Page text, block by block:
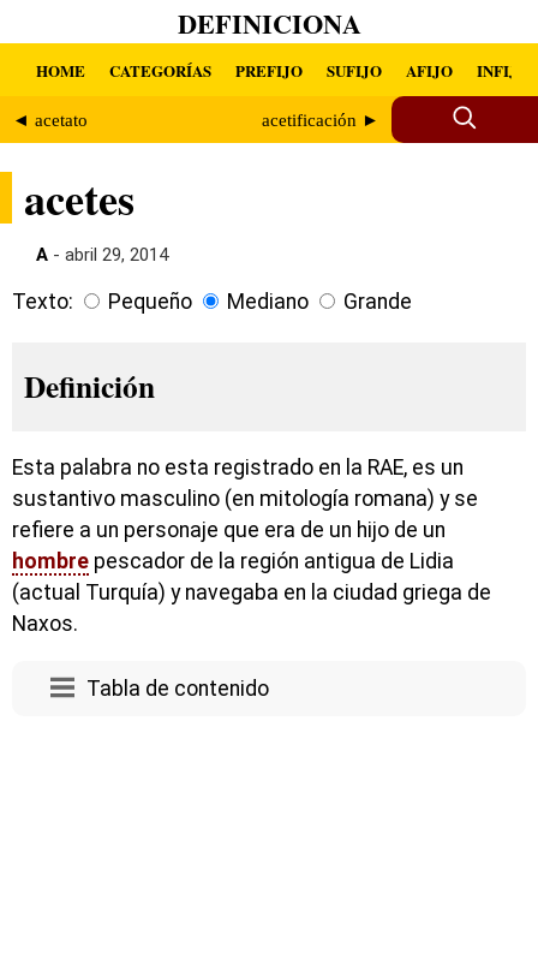
DEFINICIONA
HOME CATEGORÍAS PREFIJO SUFIJO AFIJO INFIJO
◄ acetato acetificación ►
acetes
A - abril 29, 2014
Texto: Pequeño Mediano Grande
Definición
Esta palabra no esta registrado en la RAE, es un
sustantivo masculino (en mitología romana) y se
refiere a un personaje que era de un hijo de un
hombre pescador de la región antigua de Lidia
(actual Turquía) y navegaba en la ciudad griega de
Naxos.
Tabla de contenido